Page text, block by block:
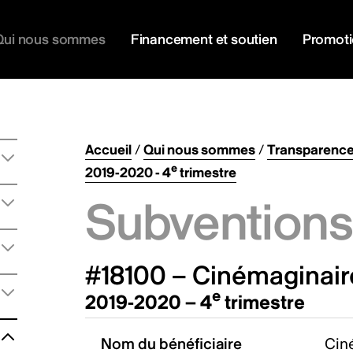
nous sommes Financement et soutien
Accueil/Qui nous sommes/
2019-2020 - 4etrimestre
#18100 –
2019-2020 – 4e trimestre
Nom du bénéficiaire